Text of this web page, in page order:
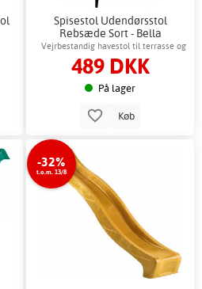
Spisestol Udendørsstol
Rebsæde Sort - Bella
Vejrbestandig havestol til terrasse og
altan
489 DKK
På lager
Køb
-32%
t.o.m. 13/8